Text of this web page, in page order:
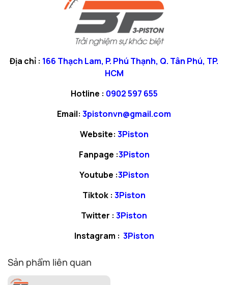
Địa chỉ : 166 Thạch Lam, P. Phú Thạnh, Q. Tân Phú, TP.
HCM
Hotline : 0902 597 655
Email: 3pistonvn@gmail.com
Website: 3Piston
Fanpage :3Piston
Youtube :3Piston
Tiktok : 3Piston
Twitter : 3Piston
Instagram : 3Piston
Sản phẩm liên quan